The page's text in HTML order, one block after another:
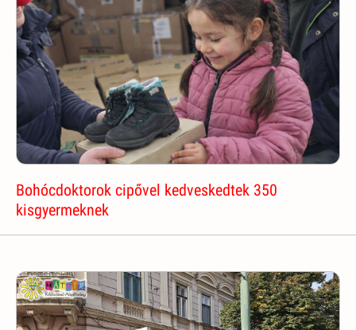
Bohócdoktorok cipővel kedveskedtek 350
kisgyermeknek